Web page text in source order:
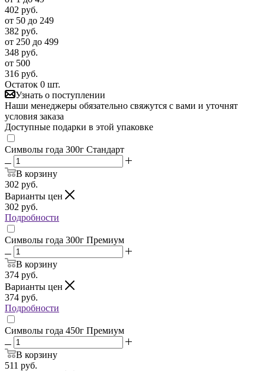
402 руб.
от 50 до 249
382 руб.
от 250 до 499
348 руб.
от 500
316 руб.
Остаток 0 шт.
Узнать о поступлении
Наши менеджеры обязательно свяжутся с вами и уточнят
условия заказа
Доступные подарки в этой упаковке
Символы года 300г Стандарт
В корзину
302 руб.
Варианты цен
302 руб.
Подробности
Символы года 300г Премиум
В корзину
374 руб.
Варианты цен
374 руб.
Подробности
Символы года 450г Премиум
В корзину
511 руб.